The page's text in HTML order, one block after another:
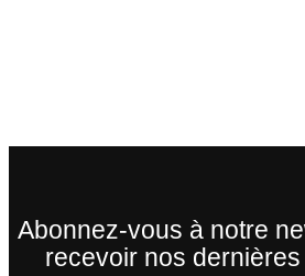
Abonnez-vous à notre
recevoir nos